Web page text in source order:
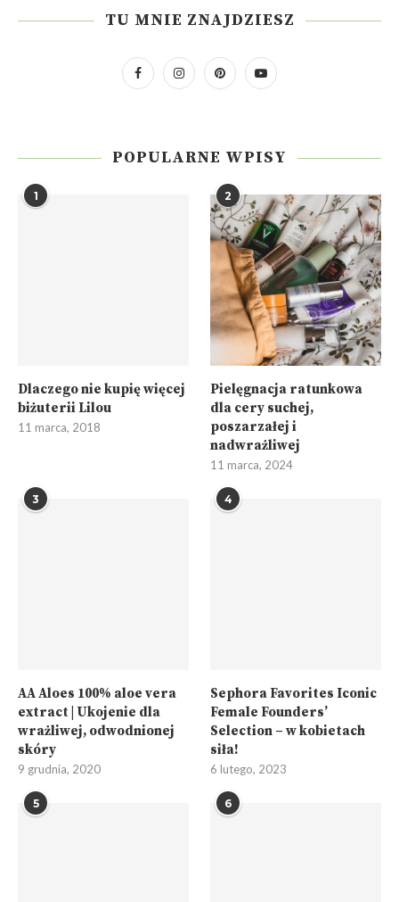
TU MNIE ZNAJDZIESZ
POPULARNE WPISY
1
Dlaczego nie kupię więcej
biżuterii Lilou
11 marca, 2018
2
Pielęgnacja ratunkowa
dla cery suchej,
poszarzałej i
nadwrażliwej
11 marca, 2024
3
AA Aloes 100% aloe vera
extract | Ukojenie dla
wrażliwej, odwodnionej
skóry
9 grudnia, 2020
4
Sephora Favorites Iconic
Female Founders’
Selection – w kobietach
siła!
6 lutego, 2023
5 6